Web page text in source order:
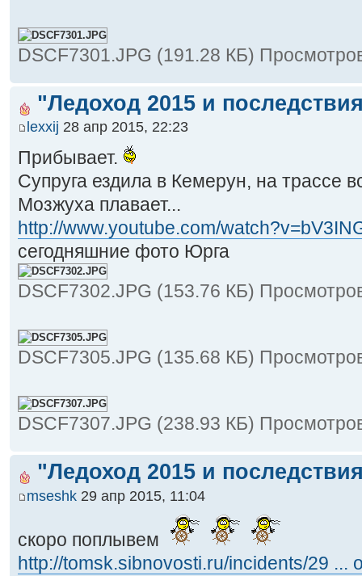
DSCF7301.JPG (191.28 КБ)
"Ледоход 2015 и
lexxij 28 апр 2015, 22:23
Прибывает.
Супруга ездила в Кемерун, на трассе
Мозжуха плавает...
http://www.youtube.com/
сегодняшние фото Юрга
DSCF7302.JPG (153.76 КБ)
DSCF7305.JPG (135.68 КБ)
DSCF7307.JPG (238.93 КБ)
"Ледоход 2015 и
mseshk 29 апр 2015, 11:04
скоро поплывем
http://tomsk.sibnovosti.ru/incidents/29 ...